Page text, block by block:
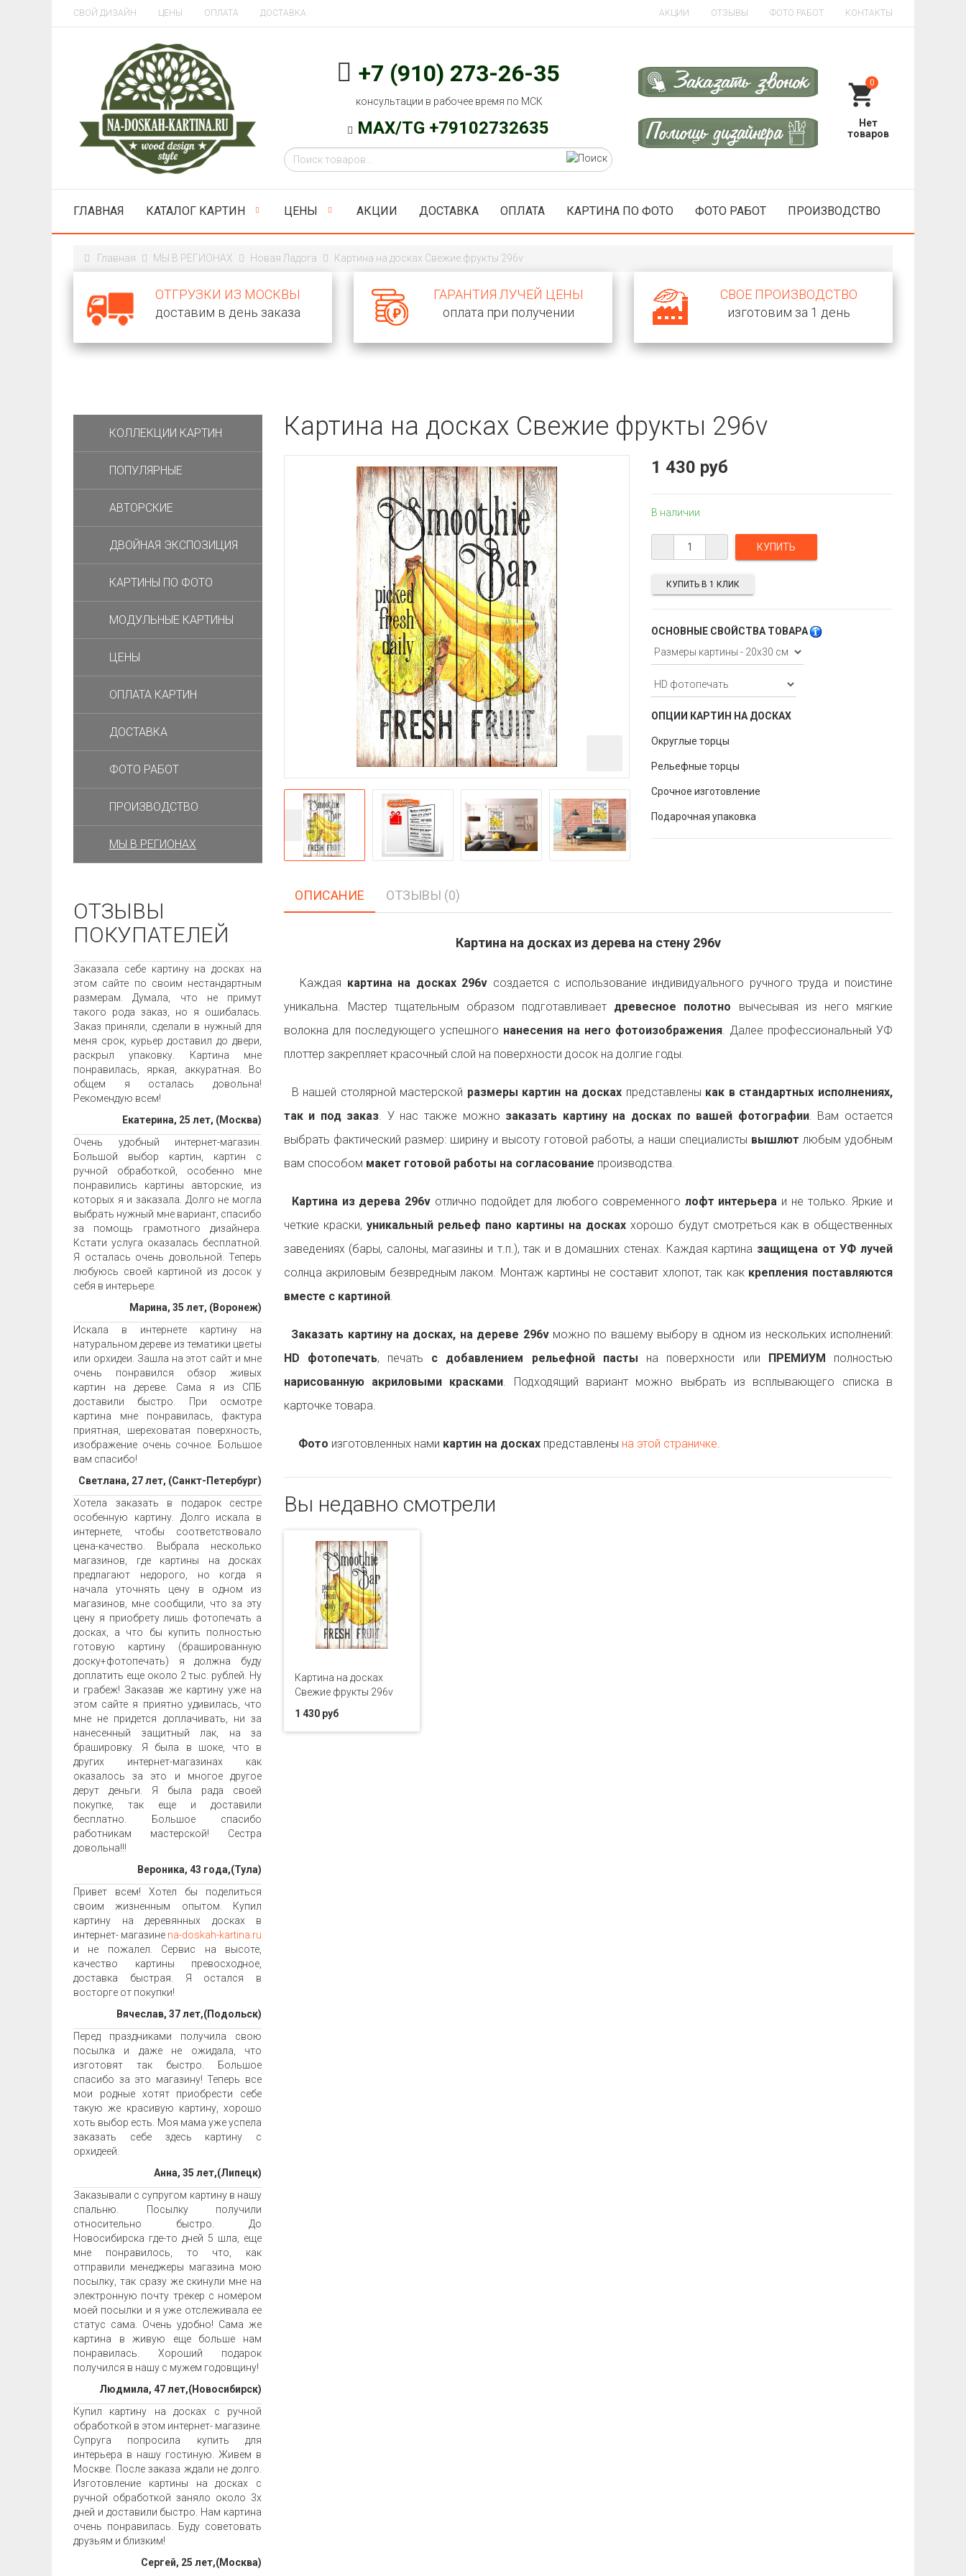
СВОЙ ДИЗАЙН ЦЕНЫ ОПЛАТА ДОСТАВКА АКЦИИ ОТЗЫВЫ ФОТО РАБОТ КОНТАКТЫ
+7 (910) 273-26-35
консультации в рабочее время по МСК
MAX/TG +79102732635
0
ГЛАВНАЯ КАТАЛОГ КАРТИН ЦЕНЫ АКЦИИ ДОСТАВКА ОПЛАТА КАРТИНА ПО ФОТО ФОТО РАБОТ ПРОИЗВОДСТВО
Главная МЫ В РЕГИОНАХ Новая Ладога Картина на досках Свежие фрукты 296v
ОТГРУЗКИ ИЗ МОСКВЫ
доставим в день заказа
ГАРАНТИЯ ЛУЧЕЙ ЦЕНЫ
оплата при получении
СВОЕ ПРОИЗВОДСТВО
изготовим за 1 день
Картина на досках Свежие фрукты 296v
1 430 руб
В наличии
ОСНОВНЫЕ СВОЙСТВА ТОВАРА
ОПЦИИ КАРТИН НА ДОСКАХ
Округлые торцы
Рельефные торцы
Срочное изготовление
Подарочная упаковка
КУПИТЬ В 1 КЛИК
ОПИСАНИЕ ОТЗЫВЫ (0)
Картина на досках из дерева на стену 296v
Каждая картина на досках 296v создается с использование индивидуального ручного труда и поистине
уникальна. Мастер тщательным образом подготавливает древесное полотно вычесывая из него мягкие
волокна для последующего успешного нанесения на него фотоизображения. Далее профессиональный УФ
плоттер закрепляет красочный слой на поверхности досок на долгие годы.
В нашей столярной мастерской размеры картин на досках представлены как в стандартных исполнениях,
так и под заказ . У нас также можно заказать картину на досках по вашей фотографии. Вам остается
выбрать фактический размер: ширину и высоту готовой работы, а наши специалисты вышлют любым удобным
вам способом макет готовой работы на согласование производства.
Картина из дерева 296v отлично подойдет для любого современного лофт интерьера и не только. Яркие и
четкие краски, уникальный рельеф пано картины на досках хорошо будут смотреться как в общественных
заведениях (бары, салоны, магазины и т.п.), так и в домашних стенах. Каждая картина защищена от УФ лучей
солнца акриловым безвредным лаком. Монтаж картины не составит хлопот, так как крепления поставляются
вместе с картиной.
Заказать картину на досках, на дереве 296vможно по вашему выбору в одном из нескольких исполнений:
HD фотопечать, печать с добавлением рельефной пасты на поверхности или ПРЕМИУМ полностью
нарисованную акриловыми красками . Подходящий вариант можно выбрать из всплывающего списка в
карточке товара.
Фото изготовленных нами картин на доскахпредставлены на этой страничке
Вы недавно смотрели
Картина на досках
Свежие фрукты 296v
1 430 руб
КОЛЛЕКЦИИ КАРТИН
ПОПУЛЯРНЫЕ
АВТОРСКИЕ
ДВОЙНАЯ ЭКСПОЗИЦИЯ
КАРТИНЫ ПО ФОТО
МОДУЛЬНЫЕ КАРТИНЫ
ЦЕНЫ
ОПЛАТА КАРТИН
ДОСТАВКА
ФОТО РАБОТ
ПРОИЗВОДСТВО
МЫ В РЕГИОНАХ
ОТЗЫВЫ
ПОКУПАТЕЛЕЙ
Заказала себе картину на досках на
этом сайте по своим нестандартным
размерам. Думала, что не примут
такого рода заказ, но я ошибалась.
Заказ приняли, сделали в нужный для
меня срок, курьер доставил до двери,
раскрыл упаковку. Картина мне
понравилась, яркая, аккуратная. Во
общем я осталась довольна!
Рекомендую всем!
Екатерина, 25 лет, (Москва)
Очень удобный интернет-магазин.
Большой выбор картин, картин с
ручной обработкой, особенно мне
понравились картины авторские, из
которых я и заказала. Долго не могла
выбрать нужный мне вариант, спасибо
за помощь грамотного дизайнера.
Кстати услуга оказалась бесплатной.
Я осталась очень довольной. Теперь
любуюсь своей картиной из досок у
себя в интерьере.
Марина, 35 лет, (Воронеж)
Искала в интернете картину на
натуральном дереве из тематики цветы
или орхидеи. Зашла на этот сайт и мне
очень понравился обзор живых
картин на дереве. Сама я из СПБ
доставили быстро. При осмотре
картина мне понравилась, фактура
приятная, шереховатая поверхность,
изображение очень сочное. Большое
вам спасибо!
Светлана, 27 лет, (Санкт-Петербург)
Хотела заказать в подарок сестре
особенную картину. Долго искала в
интернете, чтобы соответствовало
цена-качество. Выбрала несколько
магазинов, где картины на досках
предлагают недорого, но когда я
начала уточнять цену в одном из
магазинов, мне сообщили, что за эту
цену я приобрету лишь фотопечать а
досках, а что бы купить полностью
готовую картину (брашированную
доску+фотопечать) я должна буду
доплатить еще около 2 тыс. рублей. Ну
и грабеж! Заказав же картину уже на
этом сайте я приятно удивилась, что
мне не придется доплачивать, ни за
нанесенный защитный лак, на за
брашировку. Я была в шоке, что в
других интернет-магазинах как
оказалось за это и многое другое
дерут деньги. Я была рада своей
покупке, так еще и доставили
бесплатно. Большое спасибо
работникам мастерской! Сестра
довольна!!!
Вероника, 43 года,(Тула)
Привет всем! Хотел бы поделиться
своим жизненным опытом. Купил
картину на деревянных досках в
интернет- магазине na-doskah-kartina.ru
и не пожалел. Сервис на высоте,
качество картины превосходное,
доставка быстрая. Я остался в
восторге от покупки!
Вячеслав, 37 лет,(Подольск)
Перед праздниками получила свою
посылка и даже не ожидала, что
изготовят так быстро. Большое
спасибо за это магазину! Теперь все
мои родные хотят приобрести себе
такую же красивую картину, хорошо
хоть выбор есть. Моя мама уже успела
заказать себе здесь картину с
орхидеей.
Анна, 35 лет,(Липецк)
Заказывали с супругом картину в нашу
спальню. Посылку получили
относительно быстро. До
Новосибирска где-то дней 5 шла, еще
мне понравилось, то что, как
отправили менеджеры магазина мою
посылку, так сразу же скинули мне на
электронную почту трекер с номером
моей посылки и я уже отслеживала ее
статус сама. Очень удобно! Сама же
картина в живую еще больше нам
понравилась. Хороший подарок
получился в нашу с мужем годовщину!
Людмила, 47 лет,(Новосибирск)
Купил картину на досках с ручной
обработкой в этом интернет- магазине.
Супруга попросила купить для
интерьера в нашу гостиную. Живем в
Москве. После заказа ждали не долго.
Изготовление картины на досках с
ручной обработкой заняло около 3х
дней и доставили быстро. Нам картина
очень понравилась. Буду советовать
друзьям и близким!
Сергей, 25 лет,(Москва)